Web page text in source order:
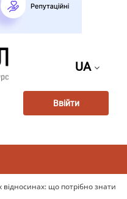
UA
Ввійти
відносинах: що потрібно знати